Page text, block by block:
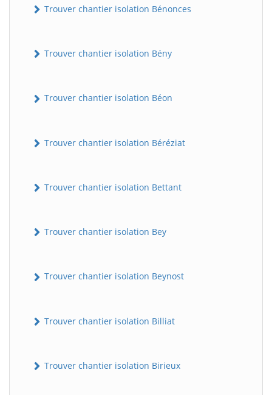
Trouver chantier isolation Bénonces
Trouver chantier isolation Bény
Trouver chantier isolation Béon
Trouver chantier isolation Béréziat
Trouver chantier isolation Bettant
Trouver chantier isolation Bey
Trouver chantier isolation Beynost
Trouver chantier isolation Billiat
Trouver chantier isolation Birieux